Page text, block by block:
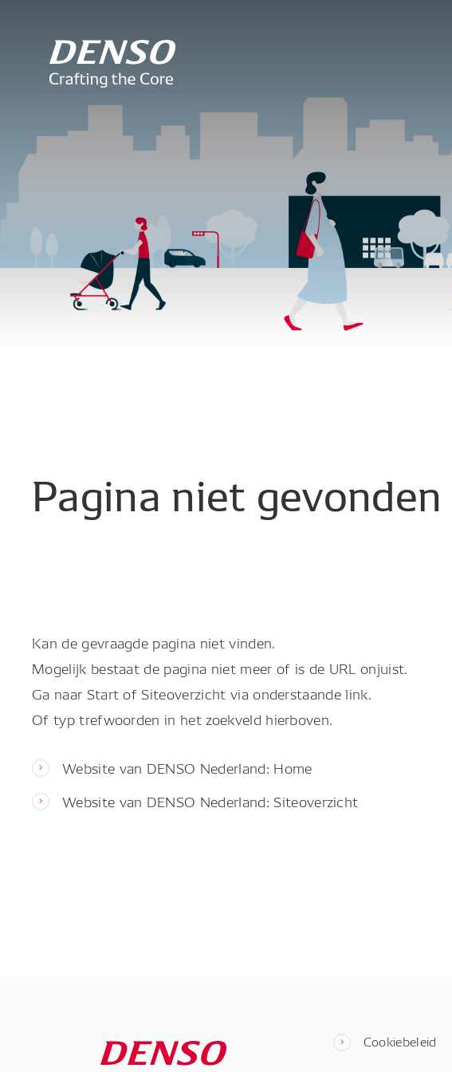
Pagina niet gevonden
Kan de gevraagde pagina niet vinden.
Mogelijk bestaat de pagina niet meer of is de URL onjuist.
Ga naar Start of Siteoverzicht via onderstaande link.
Of typ trefwoorden in het zoekveld hierboven.
Website van DENSO Nederland: Home
Website van DENSO Nederland: Siteoverzicht
Cookiebeleid